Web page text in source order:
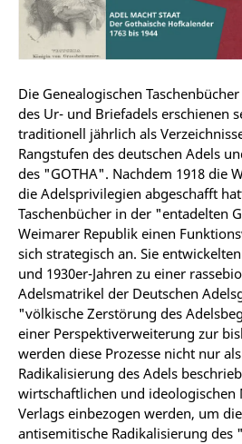
Die Genealogischen
des Ur- und Briefadels erschienen
traditionell jährlich als
Rangstufen des deutschen Adels
des "GOTHA". Nachdem 1918 die
die Adelsprivilegien abgeschafft
Taschenbücher in der "entadelten
Weimarer Republik einen
sich strategisch an. Sie
und 1930er-Jahren zu einer
Adelsmatrikel der Deutschen
"völkische Zerstörung des
einer Perspektiverweiterung zur
werden diese Prozesse nicht nur
Radikalisierung des Adels
wirtschaftlichen und ideologischen
Verlags einbezogen werden, um
antisemitische Radikalisierung des